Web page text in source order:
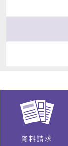
資料請求